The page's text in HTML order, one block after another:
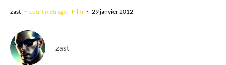
zast · court métrage Film · 29 janvier 2012
zast